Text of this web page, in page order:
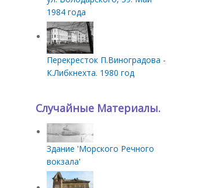
1984 года
Перекресток П.Виноградова -
К.Либкнехта. 1980 год
Случайные Материалы.
Здание 'Морского Речного
вокзала'